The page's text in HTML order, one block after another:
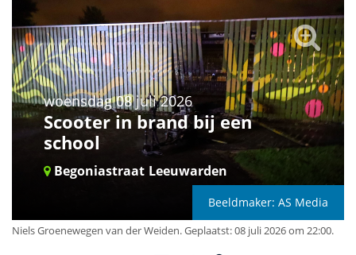
woensdag 08 juli 2026
Scooter in brand bij een
school
Begoniastraat Leeuwarden
Beeldmaker: AS Media
Niels Groenewegen van der Weiden.Geplaatst: 08 juli 2026 om 22:00.